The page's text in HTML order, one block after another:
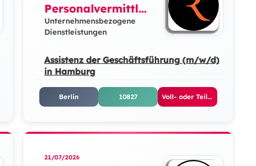
Personalvermittlun
g GmbH
Unternehmensbezogene
Dienstleistungen
Assistenz der Geschäftsführung (m/w/d)
in Hamburg
Berlin 10827 Voll- oder Teilzeit
21/07/2026